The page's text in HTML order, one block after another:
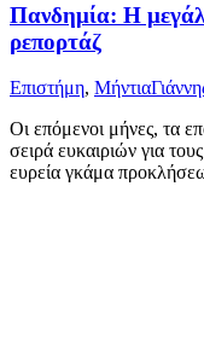
Πανδημία: Η
ρεπορτάζ
Επιστήμη, Μήντια
Οι επόμενοι μήνες, τα
σειρά ευκαιριών για
ευρεία γκάμα